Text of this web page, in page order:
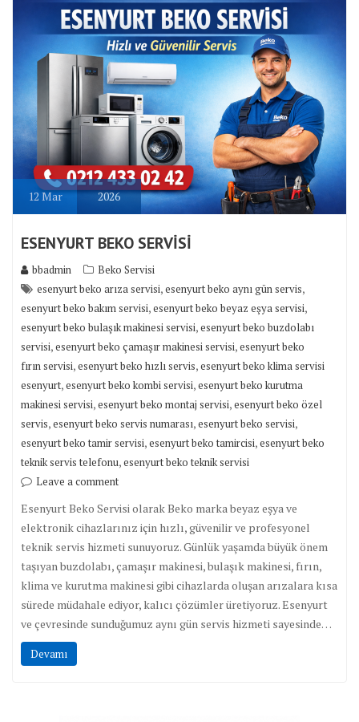
12 Mar 2026
ESENYURT BEKO SERVİSİ
bbadmin
Beko Servisi
esenyurt beko arıza servisi,esenyurt beko aynı gün servis,
esenyurt beko bakım servisi,esenyurt beko beyaz eşya servisi,
esenyurt beko bulaşık makinesi servisi,esenyurt beko buzdolabı
servisi,esenyurt beko çamaşır makinesi servisi,esenyurt beko
fırın servisi,esenyurt beko hızlı servis,esenyurt beko klima servisi
esenyurt,esenyurt beko kombi servisi,esenyurt beko kurutma
makinesi servisi,esenyurt beko montaj servisi,esenyurt beko özel
servis,esenyurt beko servis numarası,esenyurt beko servisi,
esenyurt beko tamir servisi,esenyurt beko tamircisi,esenyurt beko
teknik servis telefonu,esenyurt beko teknik servisi
Leave a comment
Esenyurt Beko Servisi olarak Beko marka beyaz eşya ve
elektronik cihazlarınız için hızlı, güvenilir ve profesyonel
teknik servis hizmeti sunuyoruz. Günlük yaşamda büyük önem
taşıyan buzdolabı, çamaşır makinesi, bulaşık makinesi, fırın,
klima ve kurutma makinesi gibi cihazlarda oluşan arızalara kısa
sürede müdahale ediyor, kalıcı çözümler üretiyoruz. Esenyurt
ve çevresinde sunduğumuz aynı gün servis hizmeti sayesinde…
Devamı